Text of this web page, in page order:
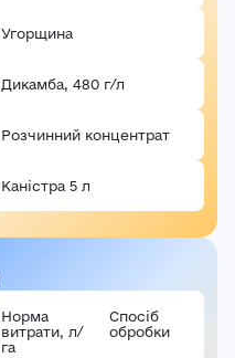
Угорщина
Дикамба, 480 г/л
Розчинний концентрат
Каністра 5 л
Норма
витрати, л/
га
Спосіб
обробки